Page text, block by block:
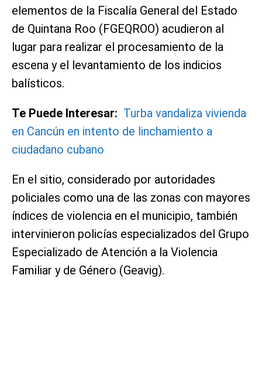
elementos de la Fiscalía General del Estado
de Quintana Roo (FGEQROO) acudieron al
lugar para realizar el procesamiento de la
escena y el levantamiento de los indicios
balísticos.
Te Puede Interesar: Turba vandaliza vivienda
en Cancún en intento de linchamiento a
ciudadano cubano
En el sitio, considerado por autoridades
policiales como una de las zonas con mayores
índices de violencia en el municipio, también
intervinieron policías especializados del Grupo
Especializado de Atención a la Violencia
Familiar y de Género (Geavig).